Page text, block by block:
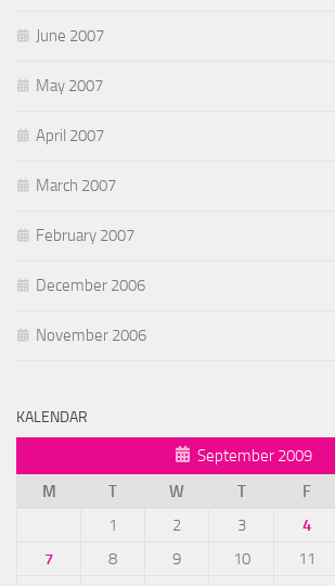
June 2007
May 2007
April 2007
March 2007
February 2007
December 2006
November 2006
KALENDAR
September 2009
M
T W T F
1
2 3 4
7
8 9 10 11